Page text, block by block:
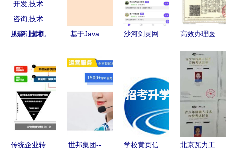
从事计算机
络科技领域
内的技术开
发,技术咨
询,技术服
务,技术
基于Java
健康产品与
服务推荐系
统设计与实
沙河剑灵网
创业指南
高效办理医
许可证产品
注册广审表
的信息咨询
服务指南
传统企业转
世邦集团--
学校黄页信
北京瓦力工